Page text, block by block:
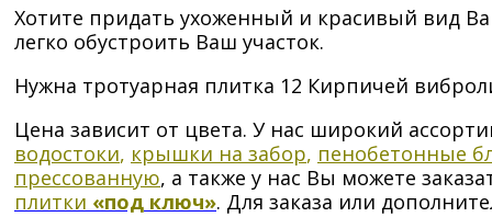
Хотите придать ухоженный и красивый вид
легко обустроить Ваш участок.
Нужна тротуарная плитка 12 Кирпичей
Цена зависит от цвета. У нас широкий
водостоки, крышки на забор, пенобетонные
прессованную, а также у нас Вы можете
плитки «под ключ». Для заказа или